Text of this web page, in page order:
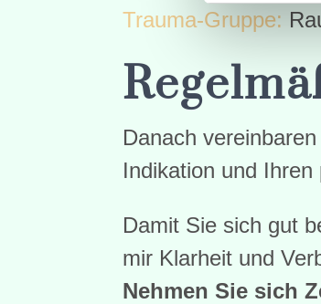
Trauma-Gruppe:
Danach
Indikation und
Damit Sie sich gut
mir Klarheit und
Nehmen Sie sich